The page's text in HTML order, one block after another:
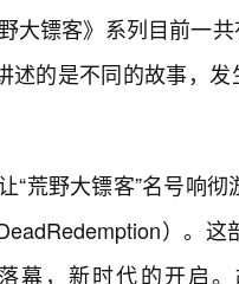
大镖客》系列目前一
述的是不同的故事，
“荒野大镖客”名号响
）。
幕，新时代的开启